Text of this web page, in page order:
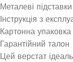
Металеві
Інструкція з
Картонна упаковка
Гарантійний талон
Цей верстат